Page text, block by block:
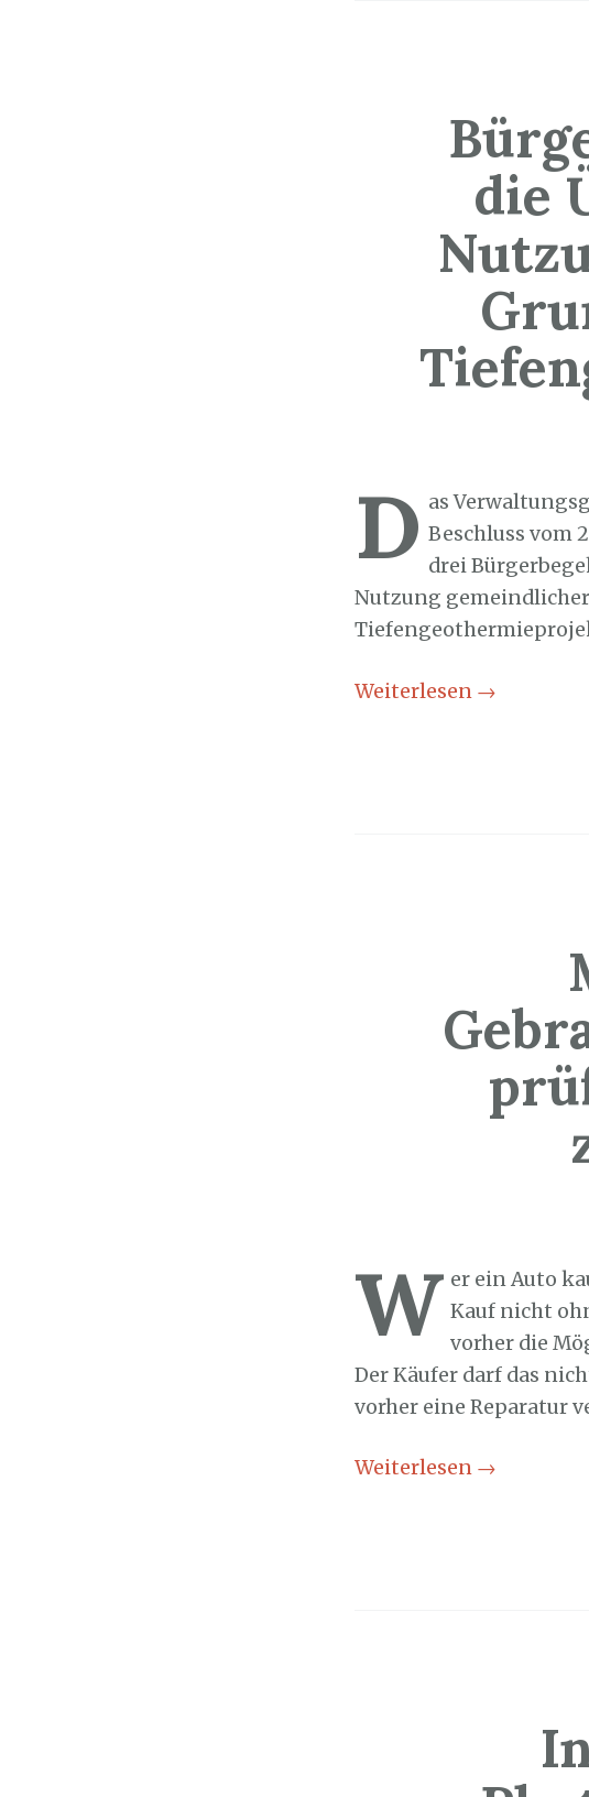
die
D as
Beschluss vom
drei
Nutzung
Weiterlesen →
W er ein Auto
Kauf nicht
vorher die
Der Käufer darf das
vorher eine Reparatur
Weiterlesen →